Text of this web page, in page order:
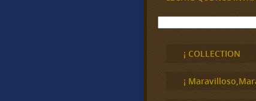
B
u
¡ COLLECTION
¡